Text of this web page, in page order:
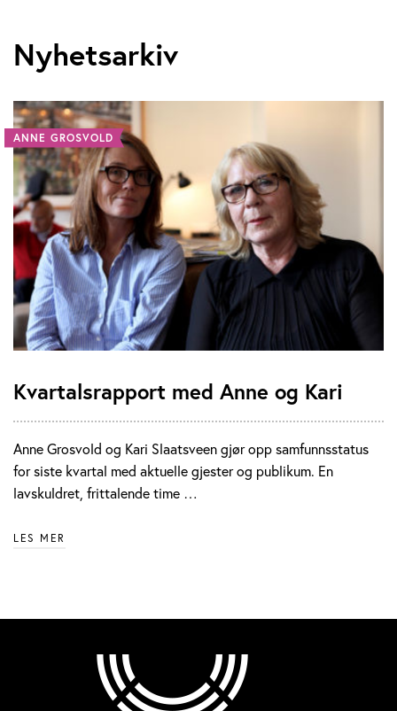
Nyhetsarkiv
ANNE GROSVOLD
Kvartalsrapport med Anne og Kari
Anne Grosvold og Kari Slaatsveen gjør opp samfunnsstatus
for siste kvartal med aktuelle gjester og publikum. En
lavskuldret, frittalende time …
LES MER